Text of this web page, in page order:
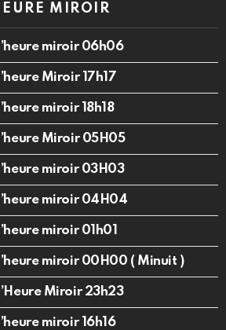
MIROIR
miroir 06h06
Miroir 17h17
miroir 18h18
Miroir 05H05
miroir 03H03
miroir 04H04
miroir 01h01
miroir 00H00 ( Minuit )
Miroir 23h23
miroir 16h16